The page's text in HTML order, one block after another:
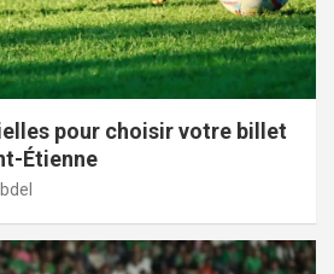
pour choisir votre billet
Étienne